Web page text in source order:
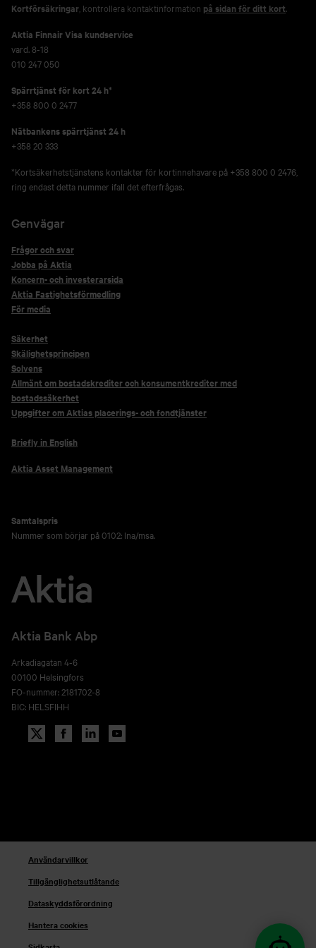
Kortförsäkringar , kontrollera kontaktinformation på sidan för ditt kort.
Aktia Finnair Visa kundservice
vard. 8-18
010 247 050
Spärrtjänst för kort 24 h*
+358 800 0 2477
Nätbankens spärrtjänst 24 h
+358 20 333
*Kortsäkerhetstjänstens kontakter för kortinnehavare på +358 800 0 2476,
ring endast detta nummer ifall det efterfrågas.
Genvägar
Frågor och svar
Jobba på Aktia
Koncern- och investerarsida
Aktia Fastighetsförmedling
För media
Säkerhet
Skälighetsprincipen
Solvens
Allmänt om bostadskrediter och konsumentkrediter med
bostadssäkerhet
Uppgifter om Aktias placerings- och fondtjänster
Briefly in English
Aktia Asset Management
Samtalspris
Nummer som börjar på 0102: lna/msa.
Aktia Bank Abp
Arkadiagatan 4-6
00100 Helsingfors
FO-nummer: 2181702-8
BIC: HELSFIHH
Användarvillkor
Tillgänglighetsutlåtande
Dataskyddsförordning
Hantera cookies